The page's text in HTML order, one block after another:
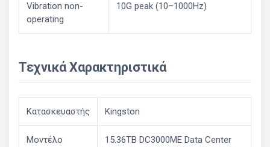
Vibration non-
operating
10G peak (10–1000Hz)
Τεχνικά Χαρακτηριστικά
Κατασκευαστής Kingston
Μοντέλο
15.36TB DC3000ME Data Center